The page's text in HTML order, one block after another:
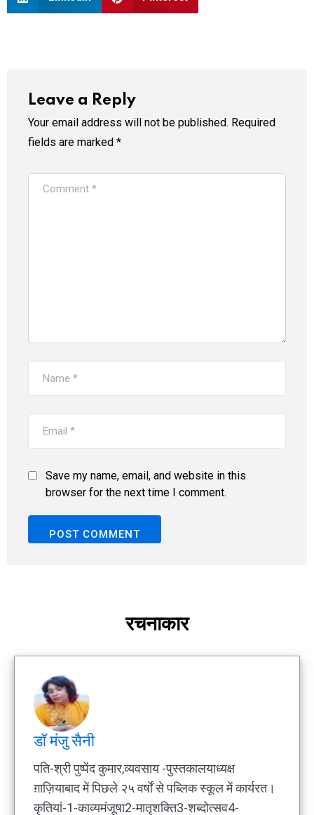
Leave a Reply
Your email address will not be published. Required
fields are marked *
Save my name, email, and website in this
browser for the next time I comment.
रचनाकार
डॉ मंजु सैनी
पति-श्री पुष्पेंद कुमार,व्यवसाय -पुस्तकालयाध्यक्ष
ग़ाज़ियाबाद में पिछले २५ वर्षों से पब्लिक स्कूल में कार्यरत।
कृतियां-1-काव्यमंजूषा2-मातृशक्ति3-शब्दोत्सव4-